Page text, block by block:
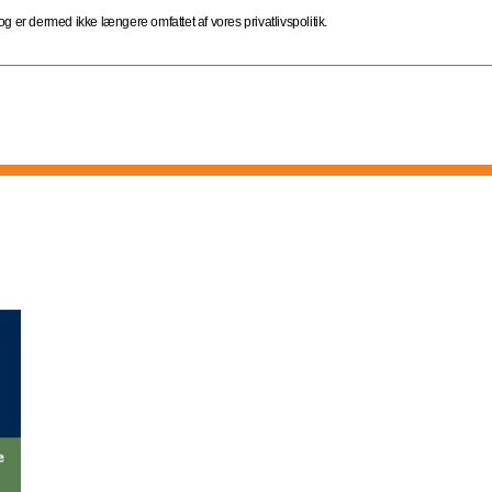
er dermed ikke længere omfattet af vores privatlivspolitik.